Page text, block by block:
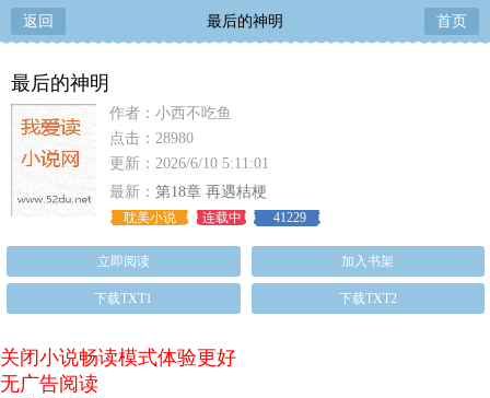
返回 最后的神明 首页
最后的神明
作者：小西不吃鱼
点击：28980
更新：2026/6/10 5:11:01
最新： 第18章 再遇桔梗
耽美小说 连载中 41229
立即阅读 加入书架
下载TXT1 下载TXT2
关闭小说畅读模式体验更好
无广告阅读